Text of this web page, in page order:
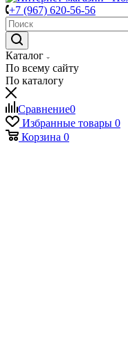
+7 (967) 620-56-56
Каталог
По всему сайту
По каталогу
Сравнение0
Избранные товары 0
Корзина 0